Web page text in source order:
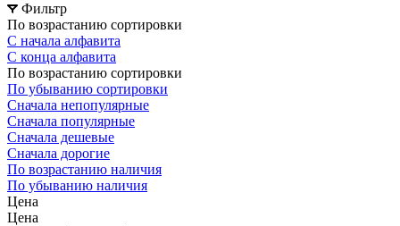
Фильтр
По возрастанию сортировки
С начала алфавита
С конца алфавита
По возрастанию сортировки
По убыванию сортировки
Сначала непопулярные
Сначала популярные
Сначала дешевые
Сначала дорогие
По возрастанию наличия
По убыванию наличия
Цена
Цена